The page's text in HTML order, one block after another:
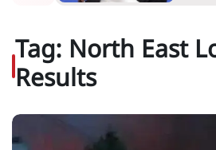
Tag: North East
Results